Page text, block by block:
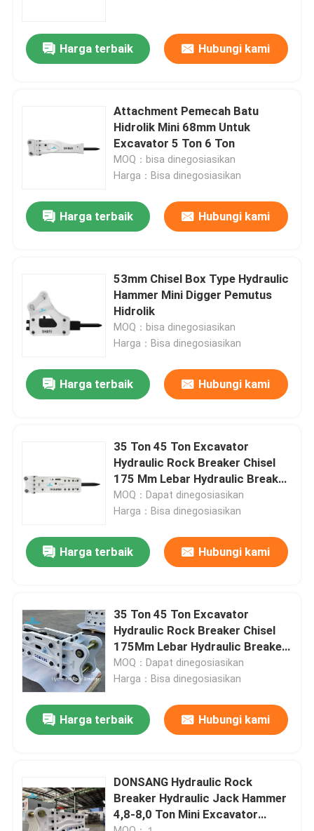
Tentang kami
Kontrol kualitas
Hubungi kami
Permintaan Penawaran
Pemecah Batu Hidrolik
Pemutus hidrolik excavator
Harga terbaik Hubungi kami
Attachment Pemecah Batu
Hidrolik Mini 68mm Untuk
Excavator 5 Ton 6 Ton
MOQ：bisa dinegosiasikan
Harga：Bisa dinegosiasikan
Harga terbaik Hubungi kami
53mm Chisel Box Type Hydraulic
Hammer Mini Digger Pemutus
Hidrolik
MOQ：bisa dinegosiasikan
Harga：Bisa dinegosiasikan
Harga terbaik Hubungi kami
35 Ton 45 Ton Excavator
Hydraulic Rock Breaker Chisel
175 Mm Lebar Hydraulic Breaker
Palu
MOQ：Dapat dinegosiasikan
Harga：Bisa dinegosiasikan
Harga terbaik Hubungi kami
35 Ton 45 Ton Excavator
Hydraulic Rock Breaker Chisel
175Mm Lebar Hydraulic Breaker
Hammer
MOQ：Dapat dinegosiasikan
Harga：Bisa dinegosiasikan
Harga terbaik Hubungi kami
DONSANG Hydraulic Rock
Breaker Hydraulic Jack Hammer
4,8-8,0 Ton Mini Excavator